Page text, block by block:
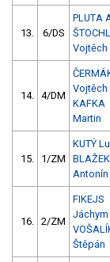
13. 6/DS
PLUTA
ŠTOCHL
Vojtěch
14. 4/DM
Vojtěch
KAFKA
Martin
15. 1/ZM
KUTÝ
BLAŽEK
Antonín
16. 2/ZM
FIKEJS
Jáchym
Štěpán